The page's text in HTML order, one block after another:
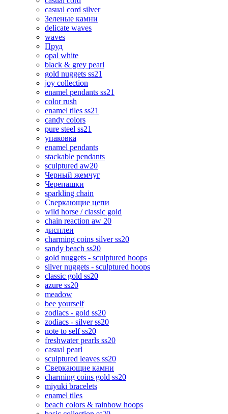
casual cord silver
Зеленые камни
delicate waves
waves
Пруд
opal white
black & grey pearl
gold nuggets ss21
joy collection
enamel pendants ss21
color rush
enamel tiles ss21
candy colors
pure steel ss21
упаковка
enamel pendants
stackable pendants
sculptured aw20
Черный жемчуг
Черепашки
sparkling chain
Сверкающие цепи
wild horse / classic gold
chain reaction aw 20
дисплеи
charming coins silver ss20
sandy beach ss20
gold nuggets - sculptured hoops
silver nuggets - sculptured hoops
classic gold ss20
azure ss20
meadow
bee yourself
zodiacs - gold ss20
zodiacs - silver ss20
note to self ss20
freshwater pearls ss20
casual pearl
sculptured leaves ss20
Сверкающие камни
charming coins gold ss20
miyuki bracelets
enamel tiles
beach colors & rainbow hoops